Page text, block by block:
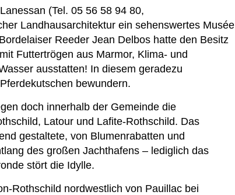
(Tel. 05 56 58 94 80,
Landhausarchitektur ein sehenswertes Musée
Reeder Jean Delbos hatte den Besitz
Futtertrögen aus Marmor, Klima- und
ausstatten! In diesem geradezu
bewundern.
doch innerhalb der Gemeinde die
Latour und Lafite-Rothschild. Das
gestaltete, von Blumenrabatten und
des großen Jachthafens – lediglich das
stört die Idylle.
Rothschild nordwestlich von Pauillac bei